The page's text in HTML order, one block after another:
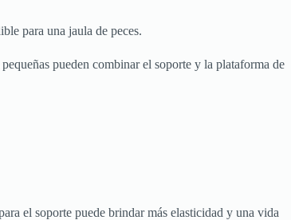
para una jaula de peces.
pueden combinar el soporte y la plataforma de
el soporte puede brindar más elasticidad y una vida